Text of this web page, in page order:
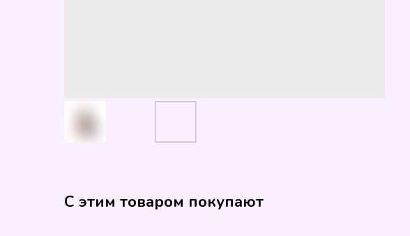
С этим товаром покупают